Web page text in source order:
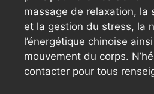
massage de relaxation, la
et la gestion du stress, la
l’énergétique chinoise
mouvement du corps.
contacter pour tous